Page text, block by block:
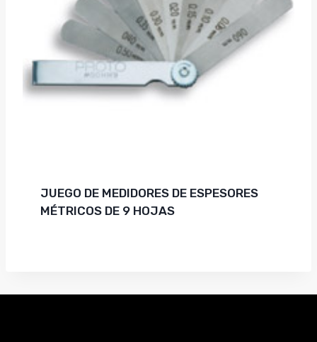
JUEGO DE MEDIDORES DE ESPESORES
MÉTRICOS DE 9 HOJAS